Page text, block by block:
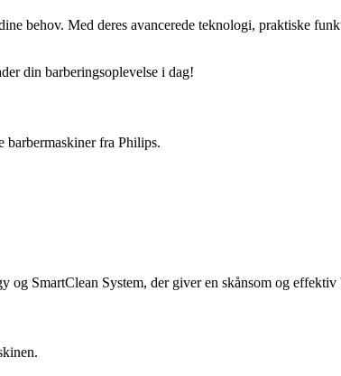
behov. Med deres avancerede teknologi, praktiske
din barberingsoplevelse i dag!
barbermaskiner fra Philips.
SmartClean System, der giver en skånsom og effektiv